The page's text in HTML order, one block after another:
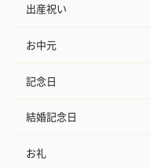
出産祝い
お中元
記念日
結婚記念日
お礼